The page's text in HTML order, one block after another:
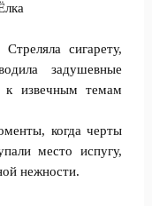
сигарету,
задушевные
к извечным темам
когда черты
место испугу,
нежности.